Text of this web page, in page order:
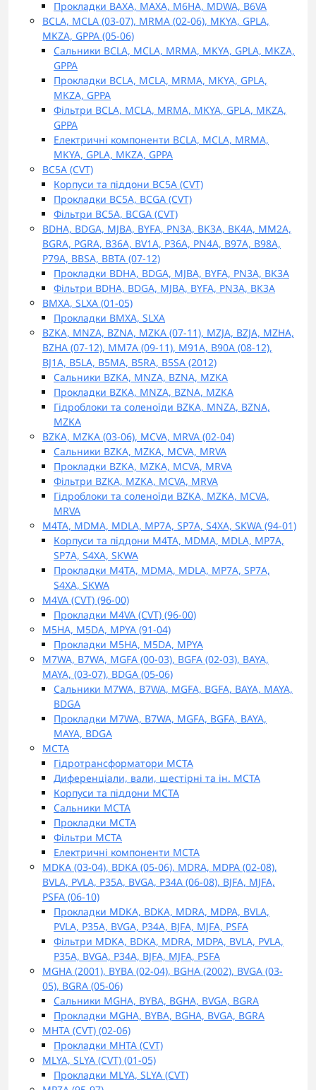
Прокладки BAXA, MAXA, M6HA, MDWA, B6VA
BCLA, MCLA (03-07), MRMA (02-06), MKYA, GPLA,
MKZA, GPPA (05-06)
Сальники BCLA, MCLA, MRMA, MKYA, GPLA, MKZA,
GPPA
Прокладки BCLA, MCLA, MRMA, MKYA, GPLA,
MKZA, GPPA
Фільтри BCLA, MCLA, MRMA, MKYA, GPLA, MKZA,
GPPA
Електричні компоненти BCLA, MCLA, MRMA,
MKYA, GPLA, MKZA, GPPA
BC5A (CVT)
Корпуси та піддони BC5A (CVT)
Прокладки BC5A, BCGA (CVT)
Фільтри BC5A, BCGA (CVT)
BDHA, BDGA, MJBA, BYFA, PN3A, BK3A, BK4A, MM2A,
BGRA, PGRA, B36A, BV1A, P36A, PN4A, B97A, B98A,
P79A, BBSA, BBTA (07-12)
Прокладки BDHA, BDGA, MJBA, BYFA, PN3A, BK3A
Фільтри BDHA, BDGA, MJBA, BYFA, PN3A, BK3A
BMXA, SLXA (01-05)
Прокладки BMXA, SLXA
BZKA, MNZA, BZNA, MZKA (07-11), MZJA, BZJA, MZHA,
BZHA (07-12), MM7A (09-11), M91A, B90A (08-12),
BJ1A, B5LA, B5MA, B5RA, B5SA (2012)
Сальники BZKA, MNZA, BZNA, MZKA
Прокладки BZKA, MNZA, BZNA, MZKA
Гідроблоки та соленоїди BZKA, MNZA, BZNA,
MZKA
BZKA, MZKA (03-06), MCVA, MRVA (02-04)
Сальники BZKA, MZKA, MCVA, MRVA
Прокладки BZKA, MZKA, MCVA, MRVA
Фільтри BZKA, MZKA, MCVA, MRVA
Гідроблоки та соленоїди BZKA, MZKA, MCVA,
MRVA
M4TA, MDMA, MDLA, MP7A, SP7A, S4XA, SKWA (94-01)
Корпуси та піддони M4TA, MDMA, MDLA, MP7A,
SP7A, S4XA, SKWA
Прокладки M4TA, MDMA, MDLA, MP7A, SP7A,
S4XA, SKWA
M4VA (CVT) (96-00)
Прокладки M4VA (CVT) (96-00)
M5HA, M5DA, MPYA (91-04)
Прокладки M5HA, M5DA, MPYA
M7WA, B7WA, MGFA (00-03), BGFA (02-03), BAYA,
MAYA, (03-07), BDGA (05-06)
Сальники M7WA, B7WA, MGFA, BGFA, BAYA, MAYA,
BDGA
Прокладки M7WA, B7WA, MGFA, BGFA, BAYA,
MAYA, BDGA
MCTA
Гідротрансформатори MCTA
Диференціали, вали, шестірні та ін. MCTA
Корпуси та піддони MCTA
Сальники MCTA
Прокладки MCTA
Фільтри MCTA
Електричні компоненти MCTA
MDKA (03-04), BDKA (05-06), MDRA, MDPA (02-08),
BVLA, PVLA, P35A, BVGA, P34A (06-08), BJFA, MJFA,
PSFA (06-10)
Прокладки MDKA, BDKA, MDRA, MDPA, BVLA,
PVLA, P35A, BVGA, P34A, BJFA, MJFA, PSFA
Фільтри MDKA, BDKA, MDRA, MDPA, BVLA, PVLA,
P35A, BVGA, P34A, BJFA, MJFA, PSFA
MGHA (2001), BYBA (02-04), BGHA (2002), BVGA (03-
05), BGRA (05-06)
Сальники MGHA, BYBA, BGHA, BVGA, BGRA
Прокладки MGHA, BYBA, BGHA, BVGA, BGRA
MHTA (CVT) (02-06)
Прокладки MHTA (CVT)
MLYA, SLYA (CVT) (01-05)
Прокладки MLYA, SLYA (CVT)